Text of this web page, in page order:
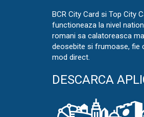
BCR City Card si Top City
functioneaza la nivel
romani sa calatoreasca
deosebite si frumoase, fie
mod direct.
DESCARCA